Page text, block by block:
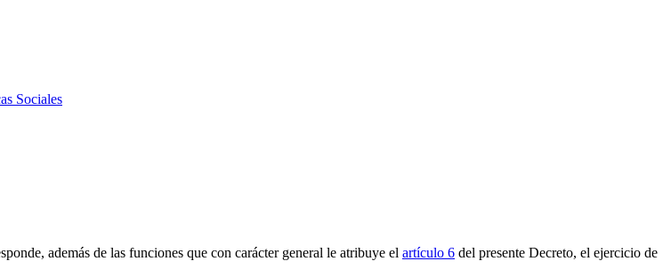
Sociales
además de las funciones que con carácter general le atribuye el artículo 6 del presente Decreto, el ejercicio de